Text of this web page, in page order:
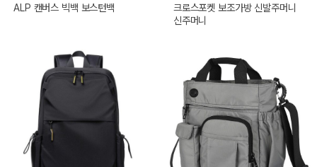
ALP 캔버스 빅백 보스턴백
크로스포켓 보조가방 신발주머니
신주머니